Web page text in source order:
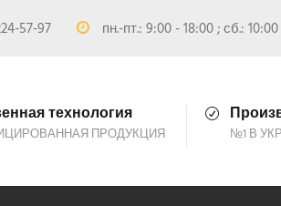
57-97 пн.-пт.: 9:00 - 18:00 ; сб.:
технология
ПРОДУКЦИЯ №1 В